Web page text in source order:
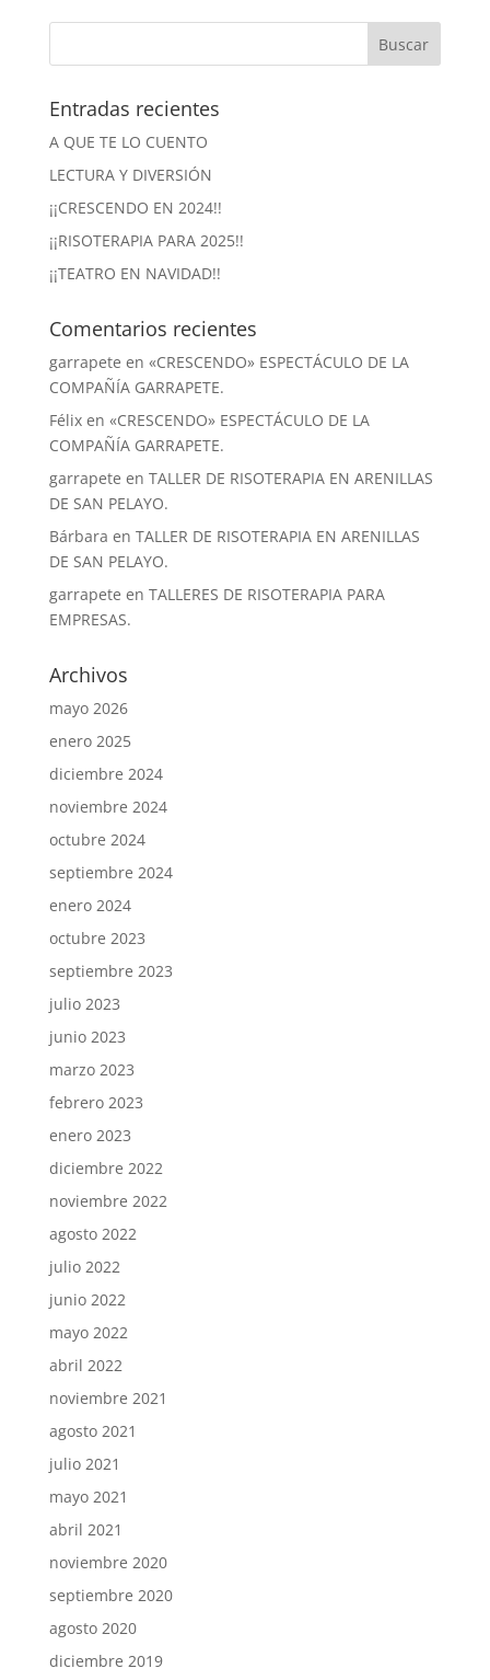
Entradas recientes
A QUE TE LO CUENTO
LECTURA Y DIVERSIÓN
¡¡CRESCENDO EN 2024!!
¡¡RISOTERAPIA PARA 2025!!
¡¡TEATRO EN NAVIDAD!!
Comentarios recientes
garrapete en «CRESCENDO» ESPECTÁCULO DE LA
COMPAÑÍA GARRAPETE.
Félixen «CRESCENDO» ESPECTÁCULO DE LA
COMPAÑÍA GARRAPETE.
garrapete en TALLER DE RISOTERAPIA EN ARENILLAS
DE SAN PELAYO.
Bárbara en TALLER DE RISOTERAPIA EN ARENILLAS
DE SAN PELAYO.
garrapete en TALLERES DE RISOTERAPIA PARA
EMPRESAS.
Archivos
mayo 2026
enero 2025
diciembre 2024
noviembre 2024
octubre 2024
septiembre 2024
enero 2024
octubre 2023
septiembre 2023
julio 2023
junio 2023
marzo 2023
febrero 2023
enero 2023
diciembre 2022
noviembre 2022
agosto 2022
julio 2022
junio 2022
mayo 2022
abril 2022
noviembre 2021
agosto 2021
julio 2021
mayo 2021
abril 2021
noviembre 2020
septiembre 2020
agosto 2020
diciembre 2019